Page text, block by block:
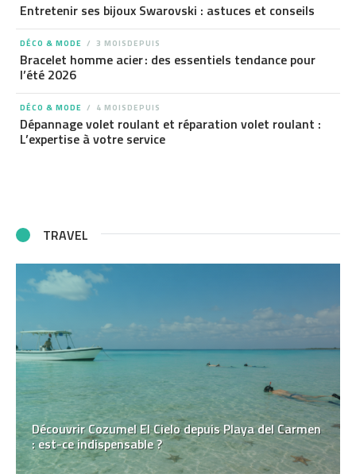
Entretenir ses bijoux Swarovski : astuces et conseils
DÉCO & MODE 3 MOISDEPUIS
Bracelet homme acier : des essentiels tendance pour
l’été 2026
DÉCO & MODE 4 MOISDEPUIS
Dépannage volet roulant et réparation volet roulant :
L’expertise à votre service
TRAVEL
Découvrir Cozumel El Cielo depuis Playa del Carmen
: est-ce indispensable ?